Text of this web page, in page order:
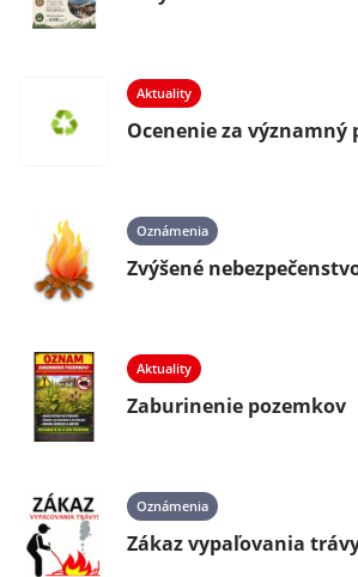
Aktuality
Ocenenie za
Oznámenia
Zvýšené
Aktuality
Zaburinenie pozemkov
Oznámenia
Zákaz vypaľovania